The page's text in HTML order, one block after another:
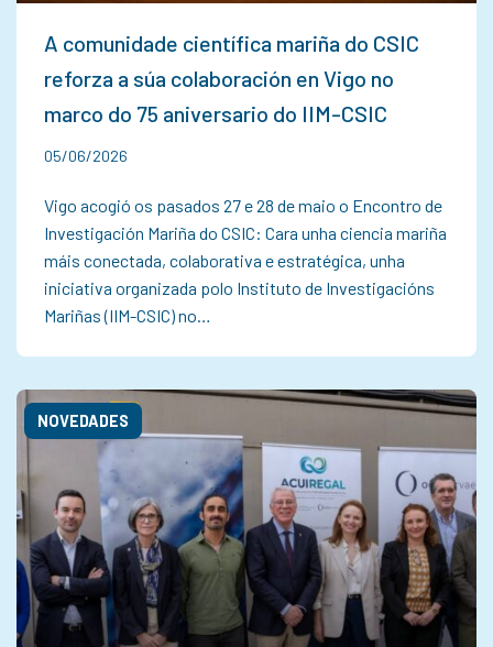
A comunidade científica mariña do CSIC
reforza a súa colaboración en Vigo no
marco do 75 aniversario do IIM-CSIC
05/06/2026
Vigo acogió os pasados 27 e 28 de maio o Encontro de
Investigación Mariña do CSIC: Cara unha ciencia mariña
máis conectada, colaborativa e estratégica, unha
iniciativa organizada polo Instituto de Investigacións
Mariñas (IIM-CSIC) no…
NOVEDADES